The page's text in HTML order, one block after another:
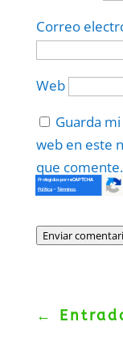
Correo
Web
Guarda
web en este
que comente.
Enviar
Protegidos porreCAPTCHA
Politica–Términos
←